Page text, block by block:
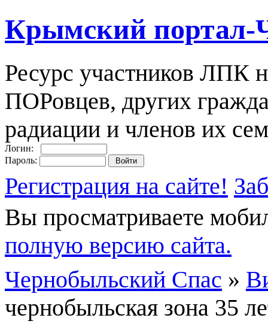
Крымский портал-
Ресурс участников ЛПК
ПОРовцев, других
радиации и членов их
Логин:
Пароль:
Регистрация на сайте!
Вы просматриваете
полную версию сайта.
Чернобыльский Спас »
чернобыльская зона 35